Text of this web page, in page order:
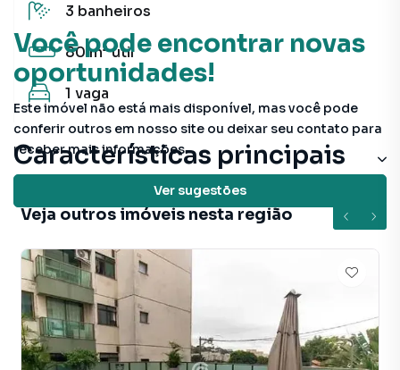
Você pode encontrar novas
oportunidades!
Este imóvel não está mais disponível, mas você pode
conferir outros em nosso site ou deixar seu contato para
receber mais informações.
Ver sugestões
3 banheiros
80 m²útil
1 vaga
Características principais
Quadra Poliesportiva
Piscina
Veja outros imóveis nesta região